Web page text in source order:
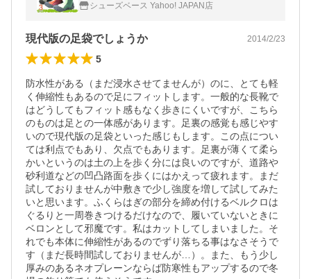
シューズベース Yahoo! JAPAN店
現代版の足袋でしょうか 2014/2/23
5
防水性がある（まだ浸水させてませんが）のに、とても軽
く伸縮性もあるので足にフィットします。一般的な長靴で
はどうしてもフィット感もなく歩きにくいですが、こちら
のものは足との一体感があります。足裏の感覚も感じやす
いので現代版の足袋といった感じもします。この点につい
ては利点でもあり、欠点でもあります。足裏が薄くて柔ら
かいというのは土の上を歩く分には良いのですが、道路や
砂利道などの凹凸路面を歩くにはかえって疲れます。まだ
試しておりませんが中敷きで少し強度を増して試してみた
いと思います。ふくらはぎの部分を締め付けるベルクロは
ぐるりと一周巻きつけるだけなので、履いていないときに
ベロンとして邪魔です。私はカットしてしまいました。そ
れでも本体に伸縮性があるのでずり落ちる事はなさそうで
す（まだ長時間試しておりませんが…）。また、もう少し
厚みのあるネオプレーンならば防寒性もアップするので冬